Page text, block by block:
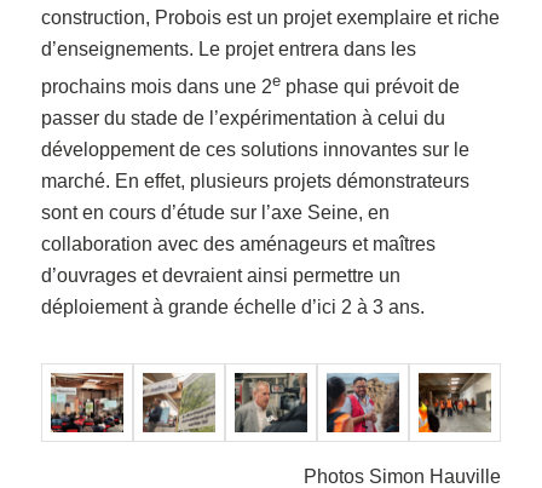
construction, Probois est un projet exemplaire et riche
d’enseignements. Le projet entrera dans les
prochains mois dans une 2ephase qui prévoit de
passer du stade de l’expérimentation à celui du
développement de ces solutions innovantes sur le
marché. En effet, plusieurs projets démonstrateurs
sont en cours d’étude sur l’axe Seine, en
collaboration avec des aménageurs et maîtres
d’ouvrages et devraient ainsi permettre un
déploiement à grande échelle d’ici 2 à 3 ans.
Photos Simon Hauville